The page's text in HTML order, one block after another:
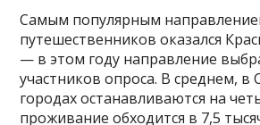
Самым популярным
путешественников оказался
— в этом году направление
участников опроса. В среднем, в
городах останавливаются на
проживание обходится в 7,5